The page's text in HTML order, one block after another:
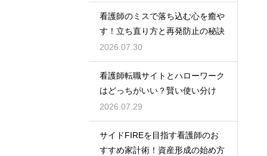
看護師のミスで落ち込む心を癒や
す！立ち直り方と再発防止の秘訣
2026.07.30
看護師転職サイトとハローワーク
はどっちがいい？賢い使い分け
2026.07.29
サイドFIREを目指す看護師のお
すすめ家計術！資産形成の始め方